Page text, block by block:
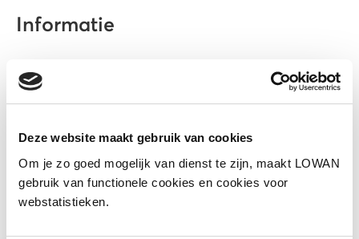
Deze website maakt gebruik van cookies
Om je zo goed mogelijk van dienst te zijn, maakt LOWAN
gebruik van functionele cookies en cookies voor
webstatistieken.
Informatie
Auteur(s):
Inspectie van het Onderwijs;
Ministerie van Onderwijs, Cultuur en
Jaar van uitgave: 2026
Bekijk